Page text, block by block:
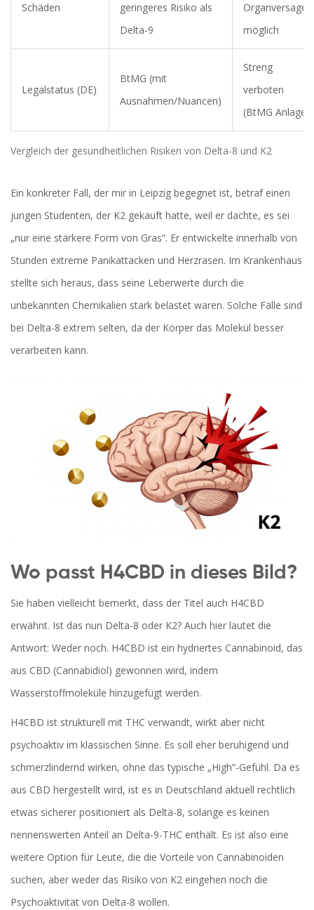
Vergleich der gesundheitlichen Risiken von Delta-8 und K2
Schäden
geringeres Risiko als
Delta-9
Organversagen
möglich
Legalstatus (DE)
BtMG (mit
Ausnahmen/Nuancen)
Streng
verboten
(BtMG Anlage
Ein konkreter Fall, der mir in Leipzig begegnet ist, betraf einen
jungen Studenten, der K2 gekauft hatte, weil er dachte, es sei
„nur eine stärkere Form von Gras“. Er entwickelte innerhalb von
Stunden extreme Panikattacken und Herzrasen. Im Krankenhaus
stellte sich heraus, dass seine Leberwerte durch die
unbekannten Chemikalien stark belastet waren. Solche Fälle sind
bei Delta-8 extrem selten, da der Körper das Molekül besser
verarbeiten kann.
Wo passt H4CBD in dieses Bild?
Sie haben vielleicht bemerkt, dass der Titel auch H4CBD
erwähnt. Ist das nun Delta-8 oder K2? Auch hier lautet die
Antwort: Weder noch. H4CBD ist ein hydriertes Cannabinoid, das
aus CBD (Cannabidiol) gewonnen wird, indem
Wasserstoffmoleküle hinzugefügt werden.
H4CBD ist strukturell mit THC verwandt, wirkt aber nicht
psychoaktiv im klassischen Sinne. Es soll eher beruhigend und
schmerzlindernd wirken, ohne das typische „High“-Gefühl. Da es
aus CBD hergestellt wird, ist es in Deutschland aktuell rechtlich
etwas sicherer positioniert als Delta-8, solange es keinen
nennenswerten Anteil an Delta-9-THC enthält. Es ist also eine
weitere Option für Leute, die die Vorteile von Cannabinoiden
suchen, aber weder das Risiko von K2 eingehen noch die
Psychoaktivität von Delta-8 wollen.